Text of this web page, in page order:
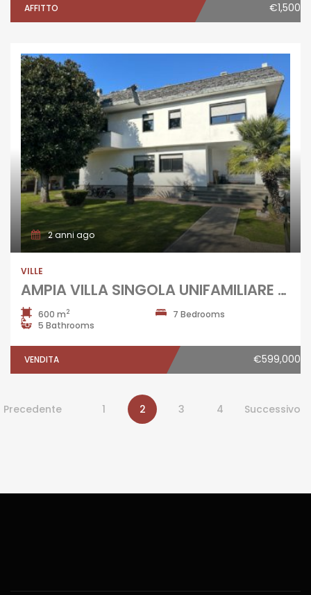
AFFITTO €1,500
2 anni ago
VILLE
AMPIA VILLA SINGOLA UNIFAMILIARE Lago Patria
600 m2
7 Bedrooms
5 Bathrooms
VENDITA €599,000
Precedente 1 2 3 4 Successivo